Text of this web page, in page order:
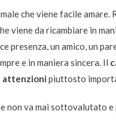
che viene facile
viene da ricambiare in
presenza, un amico, un
e in maniera sincera. Il
attenzioni piuttosto
non va mai sottovalutato